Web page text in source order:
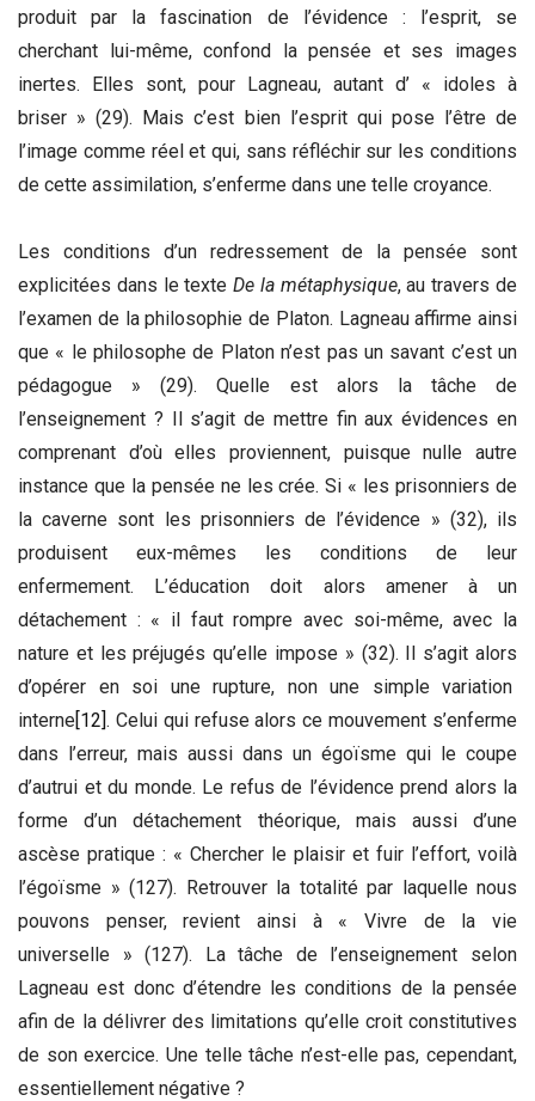
produit par la fascination de l’évidence : l’esprit, se
cherchant lui-même, confond la pensée et ses images
inertes. Elles sont, pour Lagneau, autant d’ « idoles à
briser » (29). Mais c’est bien l’esprit qui pose l’être de
l’image comme réel et qui, sans réfléchir sur les conditions
de cette assimilation, s’enferme dans une telle croyance.
Les conditions d’un redressement de la pensée sont
explicitées dans le texteDe la métaphysique, au travers de
l’examen de la philosophie de Platon. Lagneau affirme ainsi
que « le philosophe de Platon n’est pas un savant c’est un
pédagogue » (29). Quelle est alors la tâche de
l’enseignement ? Il s’agit de mettre fin aux évidences en
comprenant d’où elles proviennent, puisque nulle autre
instance que la pensée ne les crée. Si « les prisonniers de
la caverne sont les prisonniers de l’évidence » (32), ils
produisent eux-mêmes les conditions de leur
enfermement. L’éducation doit alors amener à un
détachement : « il faut rompre avec soi-même, avec la
nature et les préjugés qu’elle impose » (32). Il s’agit alors
d’opérer en soi une rupture, non une simple variation
interne[12]. Celui qui refuse alors ce mouvement s’enferme
dans l’erreur, mais aussi dans un égoïsme qui le coupe
d’autrui et du monde. Le refus de l’évidence prend alors la
forme d’un détachement théorique, mais aussi d’une
ascèse pratique : « Chercher le plaisir et fuir l’effort, voilà
l’égoïsme » (127). Retrouver la totalité par laquelle nous
pouvons penser, revient ainsi à « Vivre de la vie
universelle » (127). La tâche de l’enseignement selon
Lagneau est donc d’étendre les conditions de la pensée
afin de la délivrer des limitations qu’elle croit constitutives
de son exercice. Une telle tâche n’est-elle pas, cependant,
essentiellement négative ?